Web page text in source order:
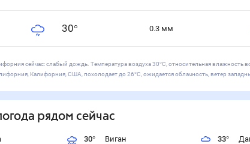
30° 0.3мм
сейчас: слабый дождь. Температура воздуха 30°С, относительная влажность
Калифорния, США, похолодает до 26°С, ожидается облачность, ветер
рядом сейчас
30° Виган 33°